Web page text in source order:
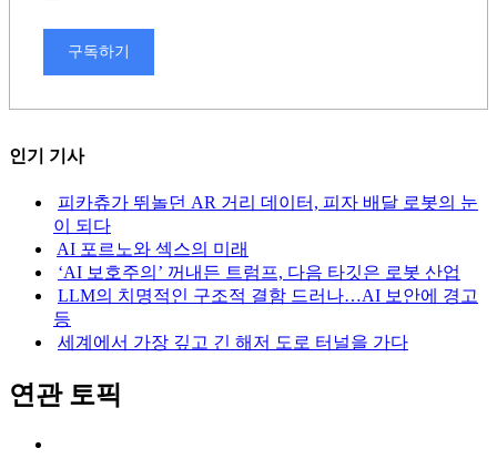
구독하기
인기 기사
피카츄가 뛰놀던 AR 거리 데이터, 피자 배달 로봇의 눈
이 되다
AI 포르노와 섹스의 미래
‘AI 보호주의’ 꺼내든 트럼프, 다음 타깃은 로봇 산업
LLM의 치명적인 구조적 결함 드러나…AI 보안에 경고
등
세계에서 가장 깊고 긴 해저 도로 터널을 가다
연관 토픽